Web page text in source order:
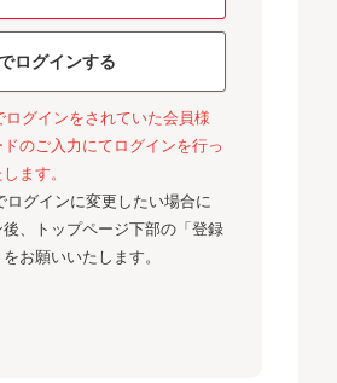
ログインする
グインをされていた会員様
のご入力にてログインを行っ
ます。
グインに変更したい場合に
、トップページ下部の「登録
お願いいたします。